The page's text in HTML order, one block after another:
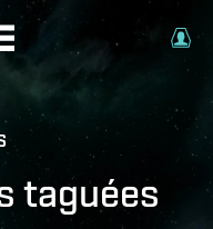
taguées